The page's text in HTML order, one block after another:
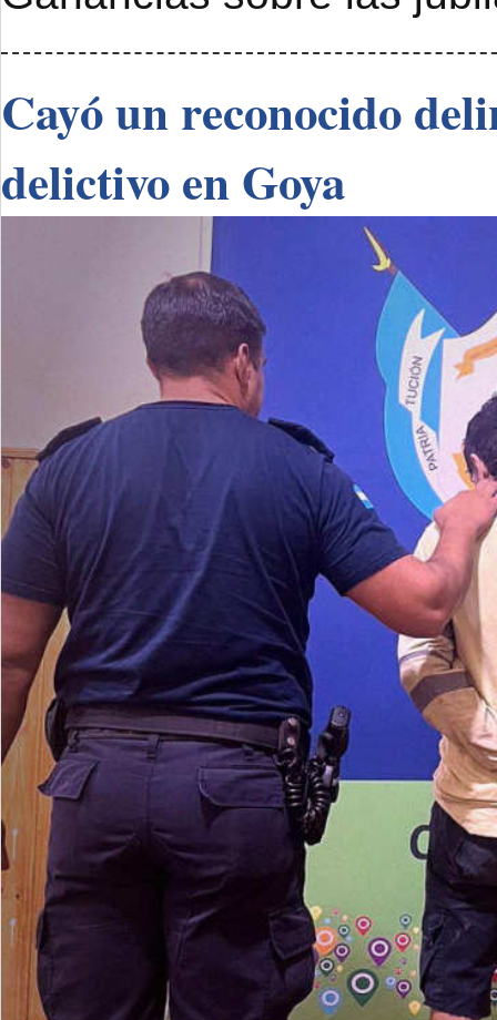
Cayó un reconocido
delictivo en Goya